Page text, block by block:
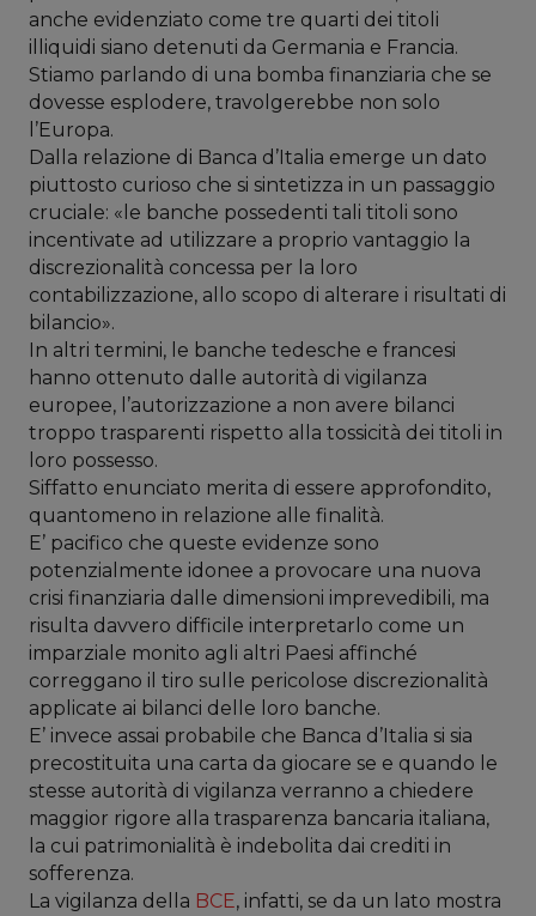
anche evidenziato come tre quarti dei titoli
illiquidi siano detenuti da Germania e Francia.
Stiamo parlando di una bomba finanziaria che se
dovesse esplodere, travolgerebbe non solo
l’Europa.
Dalla relazione di Banca d’Italia emerge un dato
piuttosto curioso che si sintetizza in un passaggio
cruciale: «le banche possedenti tali titoli sono
incentivate ad utilizzare a proprio vantaggio la
discrezionalità concessa per la loro
contabilizzazione, allo scopo di alterare i risultati di
bilancio».
In altri termini, le banche tedesche e francesi
hanno ottenuto dalle autorità di vigilanza
europee, l’autorizzazione a non avere bilanci
troppo trasparenti rispetto alla tossicità dei titoli in
loro possesso.
Siffatto enunciato merita di essere approfondito,
quantomeno in relazione alle finalità.
E’ pacifico che queste evidenze sono
potenzialmente idonee a provocare una nuova
crisi finanziaria dalle dimensioni imprevedibili, ma
risulta davvero difficile interpretarlo come un
imparziale monito agli altri Paesi affinché
correggano il tiro sulle pericolose discrezionalità
applicate ai bilanci delle loro banche.
E’ invece assai probabile che Banca d’Italia si sia
precostituita una carta da giocare se e quando le
stesse autorità di vigilanza verranno a chiedere
maggior rigore alla trasparenza bancaria italiana,
la cui patrimonialità è indebolita dai crediti in
sofferenza.
La vigilanza della BCE, infatti, se da un lato mostra